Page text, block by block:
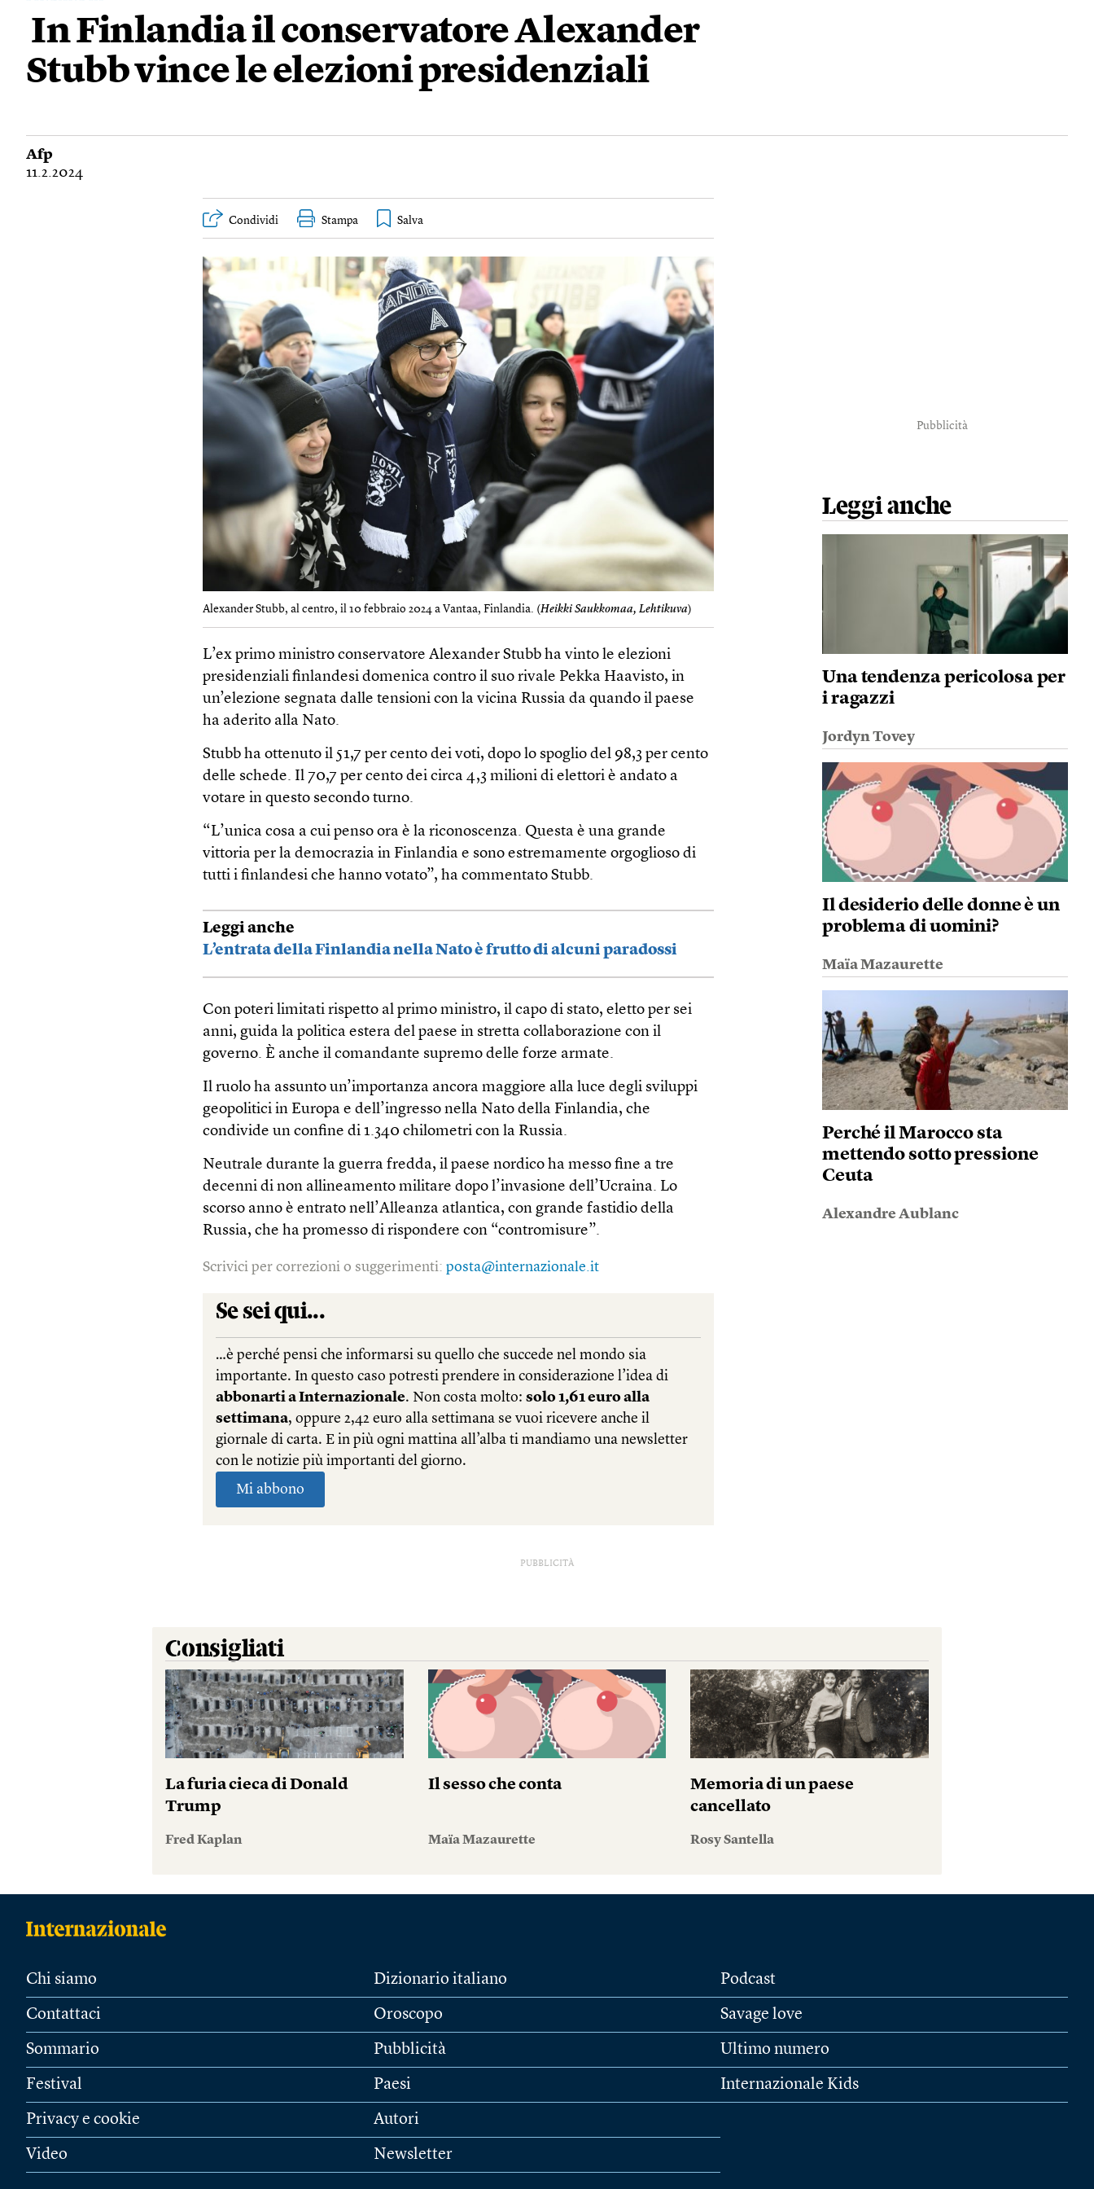
In Finlandia il conservatore Alexander
Stubb vince le elezioni presidenziali
Afp
11.2.2024
Condividi Stampa
Alexander Stubb, al centro, il 10 febbraio 2024 a Vantaa, Finlandia. (Heikki Saukkomaa, Lehtikuva)
L’ex primo ministro conservatore Alexander Stubb ha vinto le elezioni
presidenziali finlandesi domenica contro il suo rivale Pekka Haavisto, in
un’elezione segnata dalle tensioni con la vicina Russia da quando il paese
ha aderito alla Nato.
Stubb ha ottenuto il 51,7 per cento dei voti, dopo lo spoglio del 98,3 per cento
delle schede. Il 70,7 per cento dei circa 4,3 milioni di elettori è andato a
votare in questo secondo turno.
“L’unica cosa a cui penso ora è la riconoscenza. Questa è una grande
vittoria per la democrazia in Finlandia e sono estremamente orgoglioso di
tutti i finlandesi che hanno votato”, ha commentato Stubb.
Leggi anche
L’entrata della Finlandia nella Nato è frutto di alcuni paradossi
Con poteri limitati rispetto al primo ministro, il capo di stato, eletto per sei
anni, guida la politica estera del paese in stretta collaborazione con il
governo. È anche il comandante supremo delle forze armate.
Il ruolo ha assunto un’importanza ancora maggiore alla luce degli sviluppi
geopolitici in Europa e dell’ingresso nella Nato della Finlandia, che
condivide un confine di 1.340 chilometri con la Russia.
Neutrale durante la guerra fredda, il paese nordico ha messo fine a tre
decenni di non allineamento militare dopo l’invasione dell’Ucraina. Lo
scorso anno è entrato nell’Alleanza atlantica, con grande fastidio della
Russia, che ha promesso di rispondere con “contromisure”.
Scrivici per correzioni o suggerimenti:posta@internazionale.it
Pubblicità
Leggi anche
Una tendenza pericolosa per
i ragazzi
Jordyn Tovey
Il desiderio delle donne è un
problema di uomini?
Maïa Mazaurette
Perché il Marocco sta
mettendo sotto pressione
Ceuta
Alexandre Aublanc
PUBBLICITÀ
Consigliati
La furia cieca di Donald
Trump
Fred Kaplan
Il sesso che conta
Maïa Mazaurette
Memoria di un paese
cancellato
Rosy Santella
Chi siamo
Contattaci
Sommario
Festival
Privacy e cookie
Video
Dizionario italiano
Oroscopo
Pubblicità
Paesi
Autori
Newsletter
Podcast
Savage love
Ultimo numero
Internazionale Kids